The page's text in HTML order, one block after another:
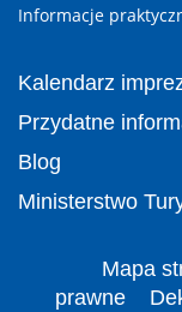
Informacje
Kalendarz
Przydatne
Blog
Ministerstwo
Mapa
prawne